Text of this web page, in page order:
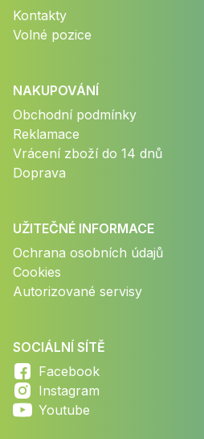
Kontakty
Volné pozice
NAKUPOVÁNÍ
Obchodní podmínky
Reklamace
Vrácení zboží do 14 dnů
Doprava
UŽITEČNÉ INFORMACE
Ochrana osobních údajů
Cookies
Autorizované servisy
SOCIÁLNÍ SÍTĚ
Facebook
Instagram
Youtube